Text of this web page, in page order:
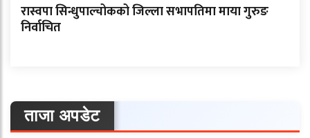
रास्वपा सिन्धुपाल्चोकको जिल्ला सभापतिमा माया गुरुङ
निर्वाचित
ताजा अपडेट